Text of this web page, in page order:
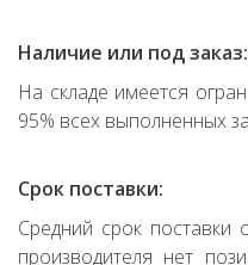
Наличие или под заказ:
На складе имеется
95% всех выполненных
Срок поставки:
Средний срок поставки
производителя нет